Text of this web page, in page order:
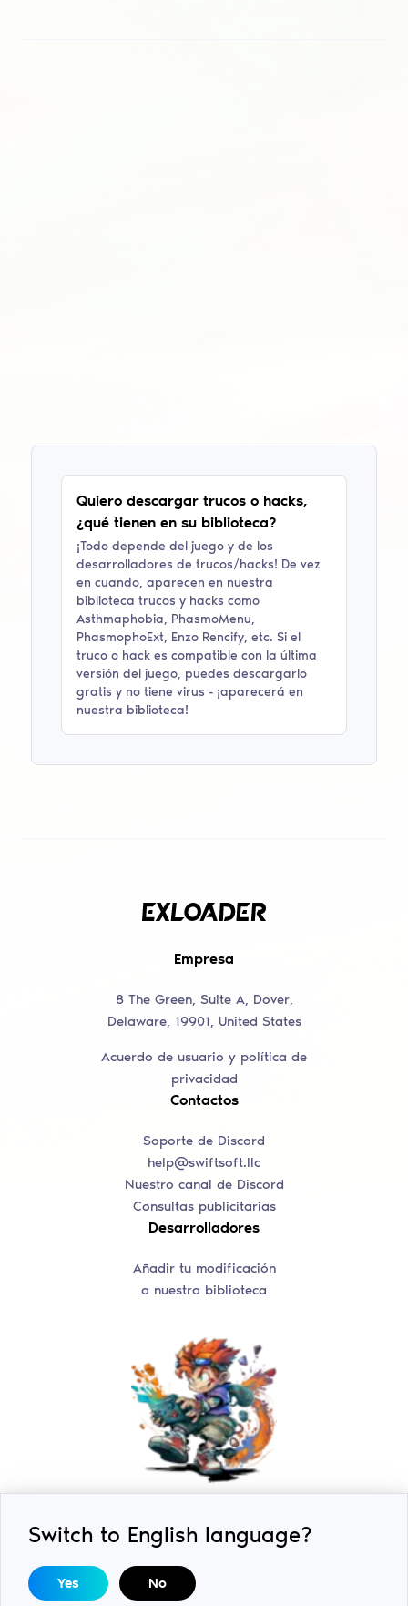
Quiero descargar trucos o hacks,
¿qué tienen en su biblioteca?
¡Todo depende del juego y de los
desarrolladores de trucos/hacks! De vez
en cuando, aparecen en nuestra
biblioteca trucos y hacks como
Asthmaphobia, PhasmoMenu,
PhasmophoExt, Enzo Rencify, etc. Si el
truco o hack es compatible con la última
versión del juego, puedes descargarlo
gratis y no tiene virus - ¡aparecerá en
nuestra biblioteca!
Empresa
8 The Green, Suite A, Dover,
Delaware, 19901, United States
Acuerdo de usuario y política de
privacidad
Contactos
Soporte de Discord
help@swiftsoft.llc
Nuestro canal de Discord
Consultas publicitarias
Desarrolladores
Añadir tu modificación
a nuestra biblioteca
2018-2026 © ExLoader. Todos los derechos reservados.
Diseñado y desarrollado por
Consultas sobre derechos de autor:
Switch to English language?
Yes No